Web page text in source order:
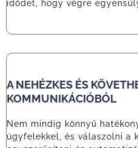
idődet, hogy végre
A NEHÉZKES ÉS
KOMMUNIKÁCIÓBÓL
Nem mindig könnyű
ügyfelekkel, és válaszolni a